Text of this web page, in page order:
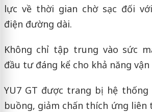
lực về thời gian chờ sạc đối
điện đường dài.
Không chỉ tập trung vào sức
đầu tư đáng kể cho khả năng vận
YU7 GT được trang bị hệ
buồng, giảm chấn thích ứng liên